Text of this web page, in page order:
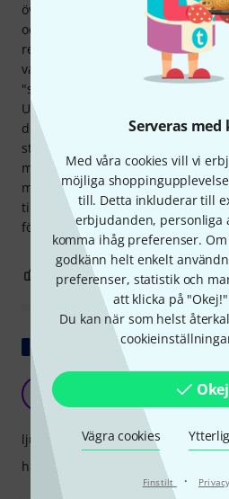
Serveras med
Med våra cookies vill vi
möjliga
till. Detta inkluderar till
erbjudanden, personliga
komma ihåg preferenser.
godkänn helt enkelt
preferenser, statistik och
att klicka på
Du kan när som helst
Okej
Vägra cookies
Finstilt ·
övervinna mig själv, vidga mina
och jag blev positivt överraskad:
relativt snabbt och ljudet av min
varmare och mörkare än vanligt.
"stål", vilket visade sig först efter
Urverket kan enligt mig jämföras
dess hållbarhet (dvs ganska lång).
strängen och det faktum att jag
men jag gillar det mer direkta,
min fiol med Obligato bättre,
till Obligato tills vidare . Men Il
försök.
0 ANMÄL
Visa original
tikol 13.11.2019
ljud
hantverkskvalitet